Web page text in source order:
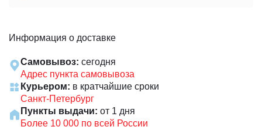
Информация о доставке
Самовывоз: сегодня
Адрес пункта самовывоза
Курьером: в кратчайшие сроки
Санкт-Петербург
Пункты выдачи: от 1 дня
Более 10 000 по всей России